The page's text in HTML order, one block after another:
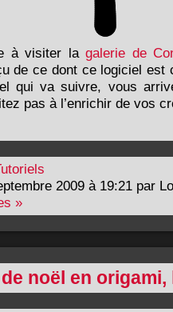
à visiter lagalerie de
de ce dont ce logiciel est
qui va suivre, vous
pas à l’enrichir de vos
2009 à 19:21 par
»
noël en origami,